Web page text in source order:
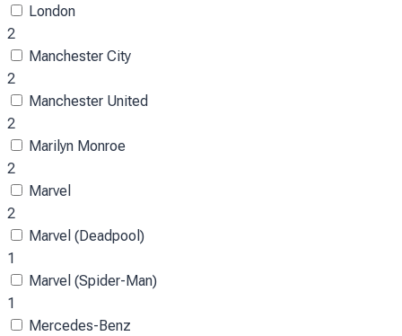
London
2
Manchester City
2
Manchester United
2
Marilyn Monroe
2
Marvel
2
Marvel (Deadpool)
1
Marvel (Spider-Man)
1
Mercedes-Benz